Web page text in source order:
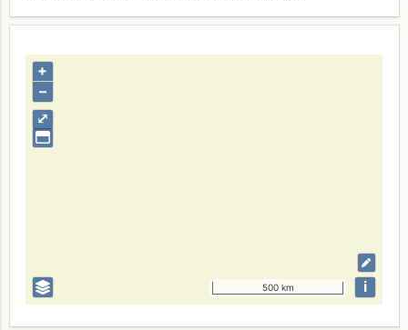
⤢
+
–
500 km i